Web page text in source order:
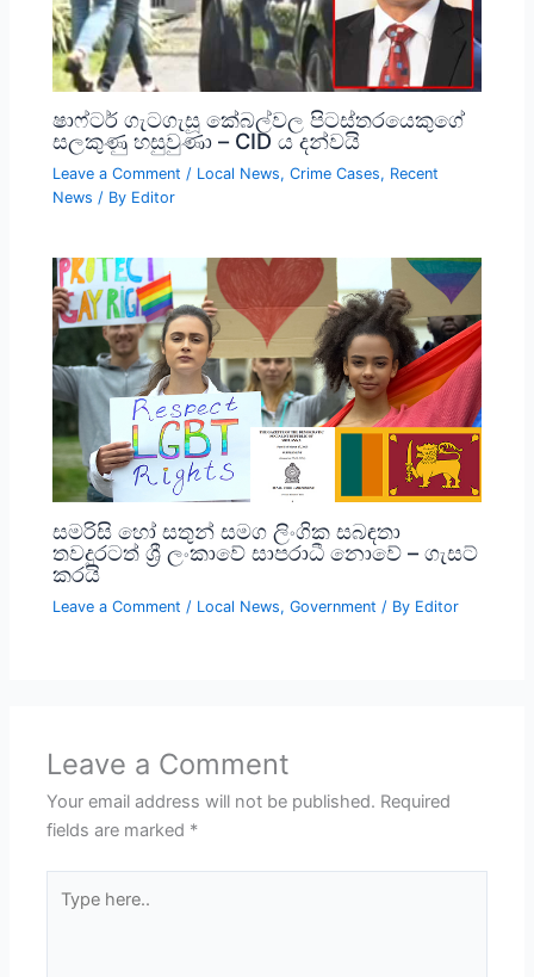
ෂාෆ්ටර් ගැටගැසූ කේබල්වල පිටස්තරයෙකුගේ
සලකුණු හසුවුණා – CID ය දන්වයි
Leave a Comment / Local News,Crime Cases, Recent
News / By Editor
සමරිසි හෝ සතුන් සමග ලිංගික සබඳතා
තවදුරටත් ශ්‍රී ලංකාවේ සාපරාධී නොවේ – ගැසට්
කරයි
Leave a Comment / Local News,Government / By Editor
Leave a Comment
Your email address will not be published. Required
fields are marked *
here..